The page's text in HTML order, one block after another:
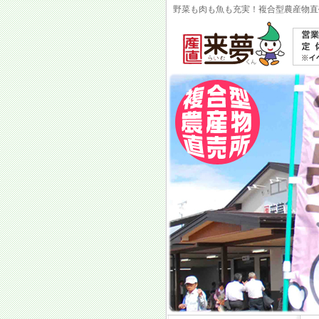
野菜も肉も魚も充実！複合型農産物